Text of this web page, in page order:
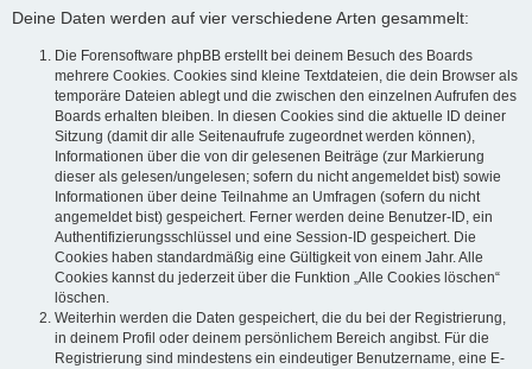
Deine Daten werden auf vier verschiedene Arten gesammelt:
Die Forensoftware phpBB erstellt bei deinem Besuch des Boards
mehrere Cookies. Cookies sind kleine Textdateien, die dein Browser als
temporäre Dateien ablegt und die zwischen den einzelnen Aufrufen des
Boards erhalten bleiben. In diesen Cookies sind die aktuelle ID deiner
Sitzung (damit dir alle Seitenaufrufe zugeordnet werden können),
Informationen über die von dir gelesenen Beiträge (zur Markierung
dieser als gelesen/ungelesen; sofern du nicht angemeldet bist) sowie
Informationen über deine Teilnahme an Umfragen (sofern du nicht
angemeldet bist) gespeichert. Ferner werden deine Benutzer-ID, ein
Authentifizierungsschlüssel und eine Session-ID gespeichert. Die
Cookies haben standardmäßig eine Gültigkeit von einem Jahr. Alle
Cookies kannst du jederzeit über die Funktion „Alle Cookies löschen“
löschen.
Weiterhin werden die Daten gespeichert, die du bei der Registrierung,
in deinem Profil oder deinem persönlichem Bereich angibst. Für die
Registrierung sind mindestens ein eindeutiger Benutzername, eine E-